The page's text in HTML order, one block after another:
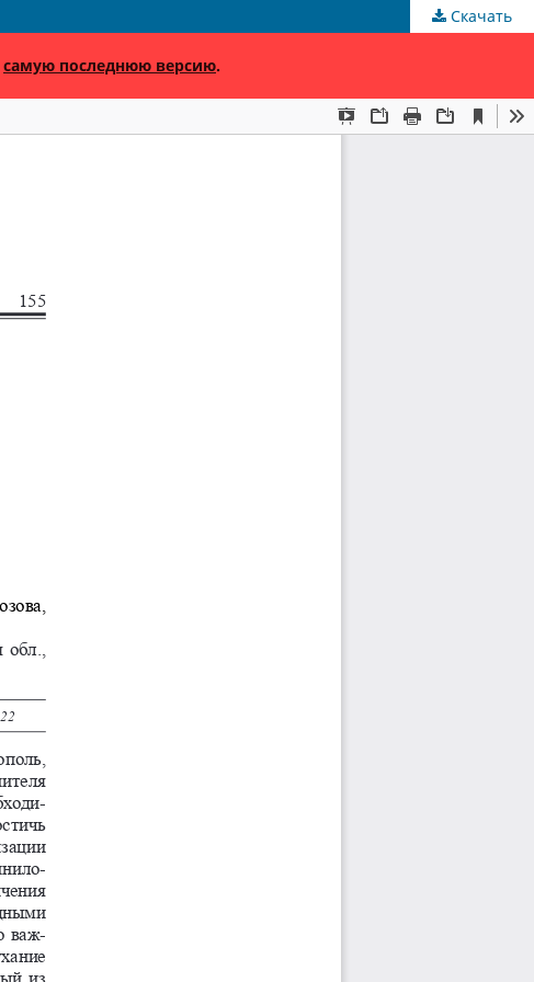
Скачать
самую последнюю версию.